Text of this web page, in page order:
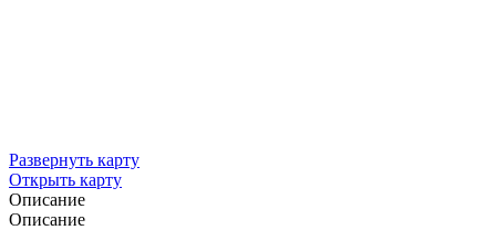
Развернуть карту
Открыть карту
Описание
Описание